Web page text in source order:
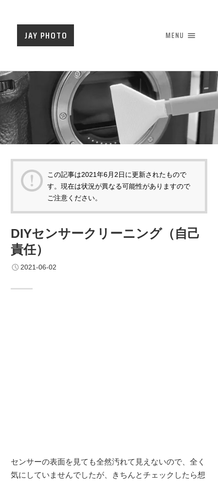
JAY PHOTO MENU
この記事は2021年6月2日に更新されたもので
す。現在は状況が異なる可能性がありますので
ご注意ください。
DIYセンサークリーニング（自己
責任）
2021-06-02
センサーの表面を見ても全然汚れて見えないので、全く
気にしていませんでしたが、きちんとチェックしたら想